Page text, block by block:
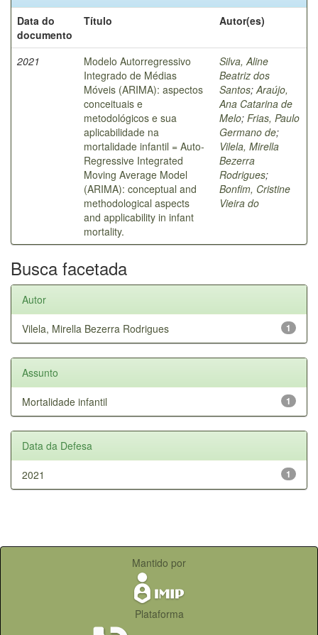
Data do
documento
Título Autor(es)
2021
Modelo Autorregressivo
Integrado de Médias
Móveis (ARIMA): aspectos
conceituais e
metodológicos e sua
aplicabilidade na
mortalidade infantil = Auto-
Regressive Integrated
Moving Average Model
(ARIMA): conceptual and
methodological aspects
and applicability in infant
mortality.
Silva, Aline
Beatriz dos
Santos; Araújo,
Ana Catarina de
Melo; Frias, Paulo
Germano de;
Vilela, Mirella
Bezerra
Rodrigues;
Bonfim, Cristine
Vieira do
Busca facetada
Autor
1
Vilela, Mirella Bezerra Rodrigues
Assunto
1
Mortalidade infantil
Data da Defesa
1
2021
Mantido por
Plataforma